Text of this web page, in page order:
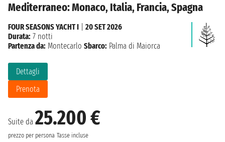
Mediterraneo: Monaco, Italia, Francia, Spagna
Suite da 25.200 €
prezzo per persona Tasse incluse
Dettagli
Prenota
FOUR SEASONS YACHT I
20 SET 2026
Durata: 7 notti
Partenza da: Montecarlo Sbarco: Palma di Maiorca